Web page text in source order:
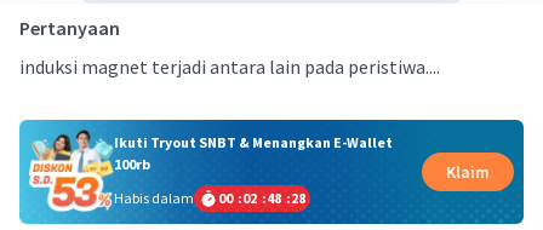
Pertanyaan
induksi magnet terjadi antara lain pada peristiwa....
Ikuti Tryout SNBT & Menangkan E-Wallet
100rb
Habis dalam
00 :02 :48 :28
Klaim